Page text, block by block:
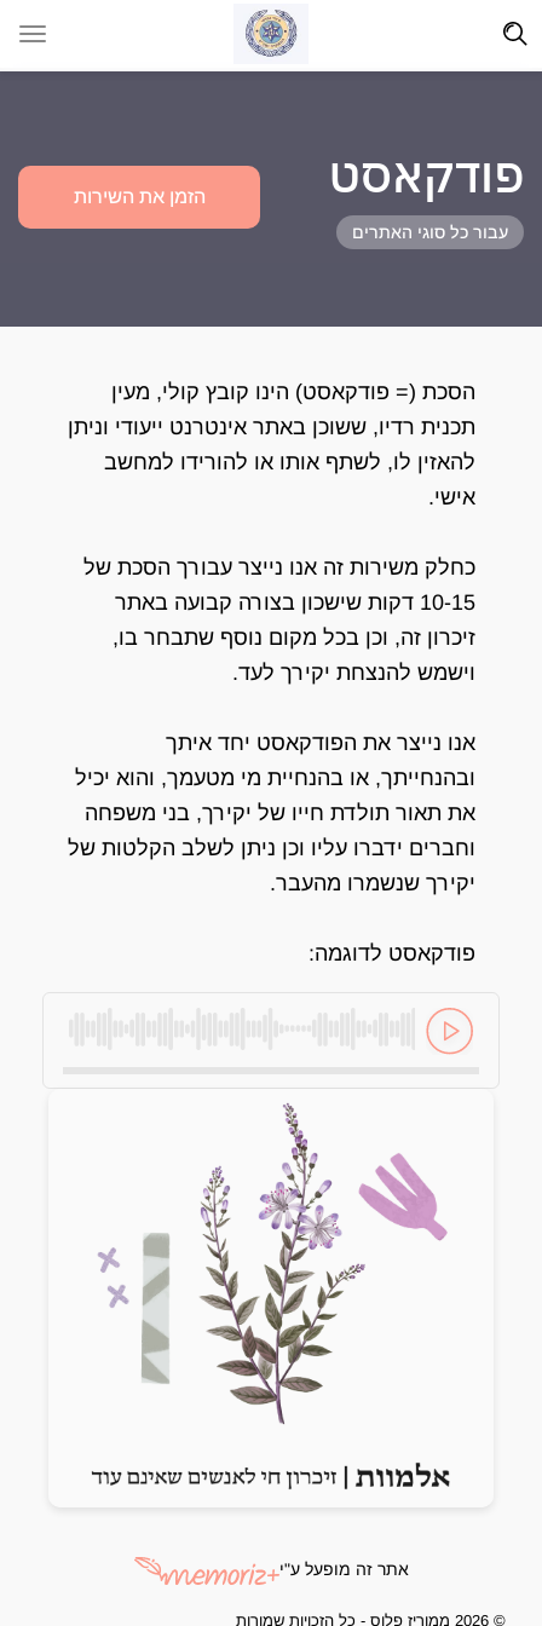
פודקאסט
עבור כל סוגי האתרים
הזמן את השירות
הסכת (= פודקאסט) הינו קובץ קולי, מעין
תכנית רדיו, ששוכן באתר אינטרנט ייעודי וניתן
להאזין לו, לשתף אותו או להורידו למחשב
אישי.
כחלק משירות זה אנו נייצר עבורך הסכת של
10-15 דקות שישכון בצורה קבועה באתר
זיכרון זה, וכן בכל מקום נוסף שתבחר בו,
וישמש להנצחת יקירך לעד.
אנו נייצר את הפודקאסט יחד איתך
ובהנחייתך, או בהנחיית מי מטעמך, והוא יכיל
את תאור תולדת חייו של יקירך, בני משפחה
וחברים ידברו עליו וכן ניתן לשלב הקלטות של
יקירך שנשמרו מהעבר.
פודקאסט לדוגמה:
אתר זה מופעל ע"י
© 2026 ממוריז פלוס - כל הזכויות שמורות